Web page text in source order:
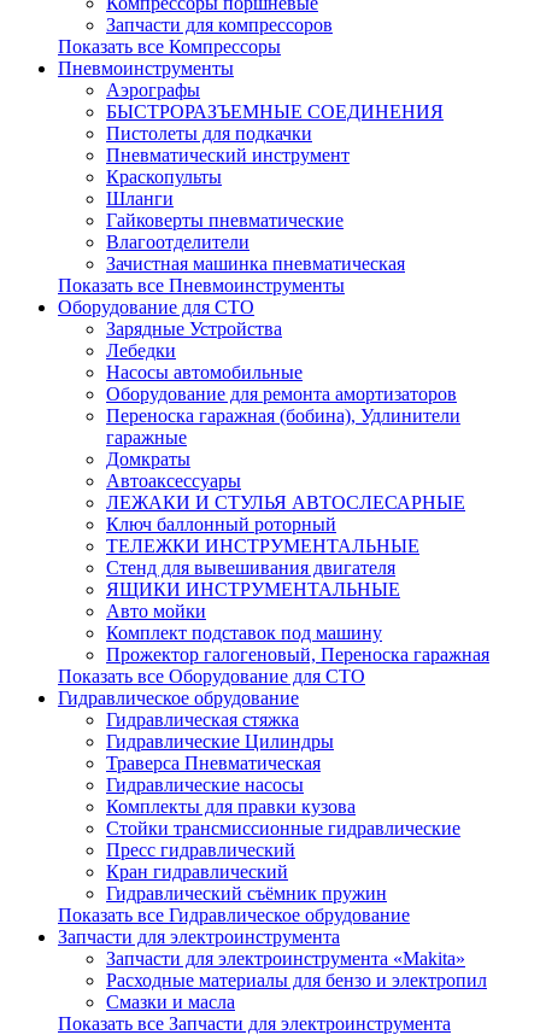
Запчасти для компрессоров
Показать все Компрессоры
Пневмоинструменты
Аэрографы
БЫСТРОРАЗЪЕМНЫЕ СОЕДИНЕНИЯ
Пистолеты для подкачки
Пневматический инструмент
Краскопульты
Шланги
Гайковерты пневматические
Влагоотделители
Зачистная машинка пневматическая
Показать все Пневмоинструменты
Оборудование для СТО
Зарядные Устройства
Лебедки
Насосы автомобильные
Оборудование для ремонта амортизаторов
Переноска гаражная (бобина), Удлинители
гаражные
Домкраты
Автоаксессуары
ЛЕЖАКИ И СТУЛЬЯ АВТОСЛЕСАРНЫЕ
Ключ баллонный роторный
ТЕЛЕЖКИ ИНСТРУМЕНТАЛЬНЫЕ
Стенд для вывешивания двигателя
ЯЩИКИ ИНСТРУМЕНТАЛЬНЫЕ
Авто мойки
Комплект подставок под машину
Прожектор галогеновый, Переноска гаражная
Показать все Оборудование для СТО
Гидравлическое обрудование
Гидравлическая стяжка
Гидравлические Цилиндры
Траверса Пневматическая
Гидравлические насосы
Комплекты для правки кузова
Стойки трансмиссионные гидравлические
Пресс гидравлический
Кран гидравлический
Гидравлический съёмник пружин
Показать все Гидравлическое обрудование
Запчасти для электроинструмента
Запчасти для электроинструмента «Makita»
Расходные материалы для бензо и электропил
Смазки и масла
Показать все Запчасти для электроинструмента